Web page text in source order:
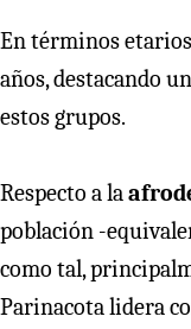
En términos
años, destacando
estos grupos.
Respecto a la
población -
como tal,
Parinacota lidera